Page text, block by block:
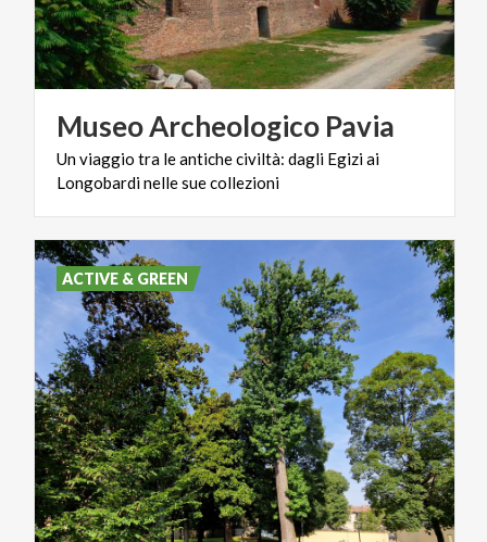
MuseoArcheologico Pavia
Unviaggio tra leanticheciviltà: dagli Egiziai
Longobardinellesuecollezioni
ACTIVE & GREEN